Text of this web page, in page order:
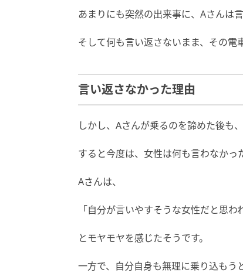
あまりにも突然の出来事に、Aさんは
そして何も言い返さないまま、その電
言い返さなかった理由
しかし、Aさんが乗るのを諦めた後も
すると今度は、女性は何も言わなかっ
Aさんは、
「自分が言いやすそうな女性だと思
とモヤモヤを感じたそうです。
一方で、自分自身も無理に乗り込もう